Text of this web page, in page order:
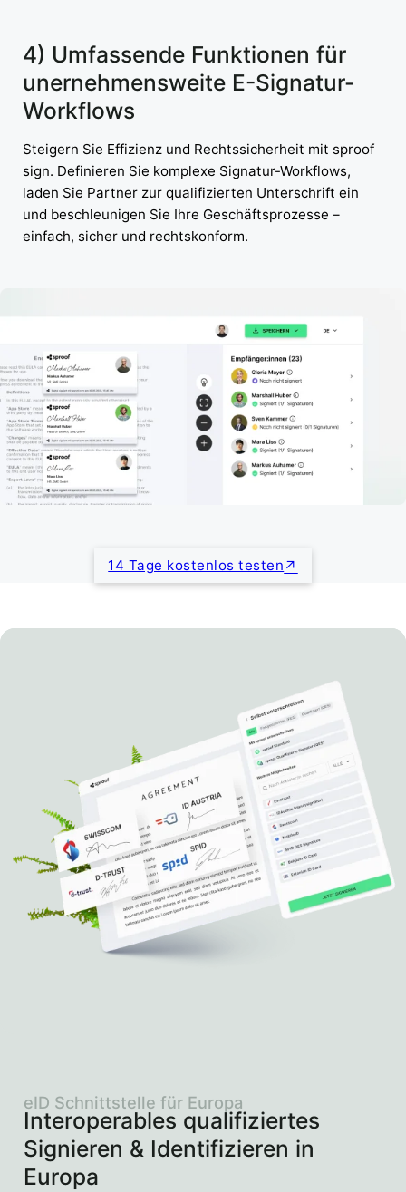
4) Umfassende Funktionen für
unernehmensweite E-Signatur-
Workflows
Steigern Sie Effizienz und Rechtssicherheit mit sproof
sign. Definieren Sie komplexe Signatur-Workflows,
laden Sie Partner zur qualifizierten Unterschrift ein
und beschleunigen Sie Ihre Geschäftsprozesse –
einfach, sicher und rechtskonform.
14 Tage kostenlos testen
Interoperables qualifiziertes
Signieren & Identifizieren in
Europa
eID Schnittstelle für Europa